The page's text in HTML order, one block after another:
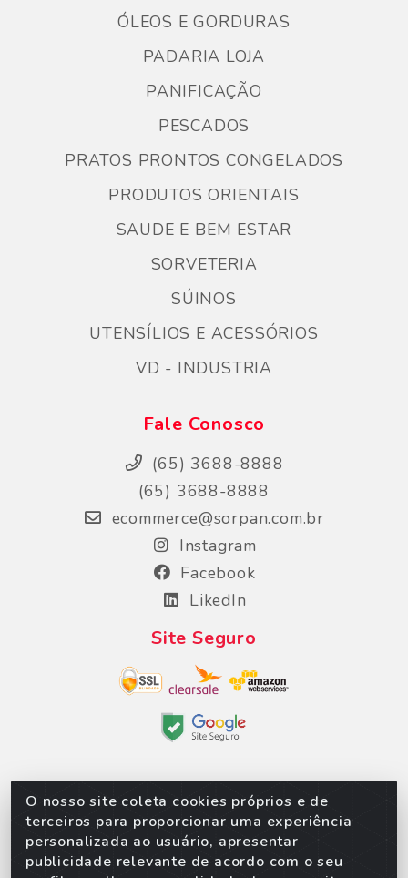
O nosso site coleta cookies próprios e de
terceiros para proporcionar uma experiência
personalizada ao usuário, apresentar
publicidade relevante de acordo com o seu
ÓLEOS E GORDURAS
PADARIA LOJA
PANIFICAÇÃO
PESCADOS
PRATOS PRONTOS CONGELADOS
PRODUTOS ORIENTAIS
SAUDE E BEM ESTAR
SORVETERIA
SÚINOS
UTENSÍLIOS E ACESSÓRIOS
VD - INDUSTRIA
Fale Conosco
(65) 3688-8888
(65) 3688-8888
ecommerce@sorpan.com.br
Instagram
Facebook
LikedIn
Site Seguro
Sorpan - Rodovia dos Imigrantes, Lote 06, São
Matheus, Várzea Grande/MT – CEP 78152-135 -
CNPJ 02.623.537/0010-24